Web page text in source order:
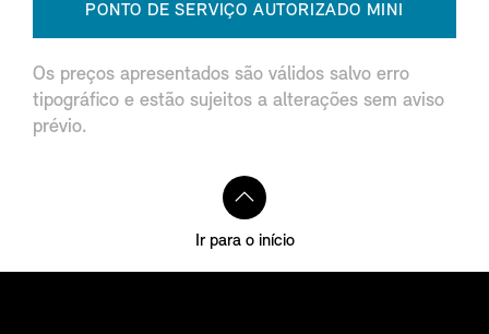
PONTO DE SERVIÇO AUTORIZADO MINI
Os preços apresentados são válidos salvo erro
tipográfico e estão sujeitos a alterações sem aviso
prévio.
Ir para o início